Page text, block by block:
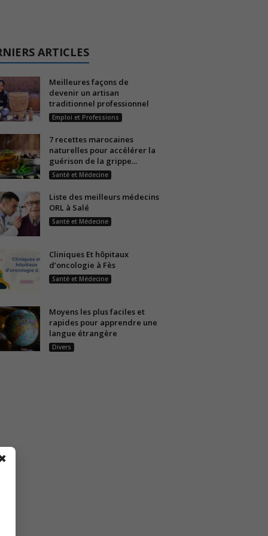
ARTICLES
Meilleures façons de
devenir un artisan
traditionnel professionnel
Emploi et Professions
7 recettes marocaines
naturelles pour accélérer la
guérison de la grippe...
Santé et Médecine
Liste des meilleurs médecins
ORL à Salé
Santé et Médecine
Cliniques Et hôpitaux
d’oncologie à Fès
Santé et Médecine
Moyens les plus faciles et
rapides pour apprendre une
langue étrangère
Divers